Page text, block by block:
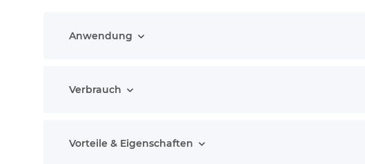
Anwendung
Verbrauch
Vorteile & Eigenschaften